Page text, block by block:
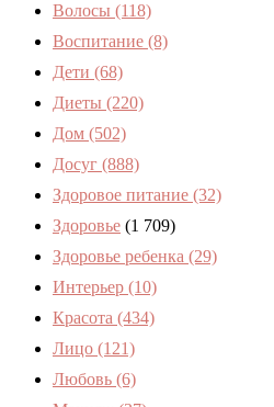
Волосы (118)
Воспитание (8)
Дети (68)
Диеты (220)
Дом (502)
Досуг (888)
Здоровое питание (32)
Здоровье (1 709)
Здоровье ребенка (29)
Интерьер (10)
Красота (434)
Лицо (121)
Любовь (6)